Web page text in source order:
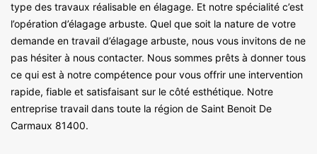
type des travaux réalisable en élagage. Et notre spécialité c’est
l’opération d’élagage arbuste. Quel que soit la nature de votre
demande en travail d’élagage arbuste, nous vous invitons de ne
pas hésiter à nous contacter. Nous sommes prêts à donner tous
ce qui est à notre compétence pour vous offrir une intervention
rapide, fiable et satisfaisant sur le côté esthétique. Notre
entreprise travail dans toute la région de Saint Benoit De
Carmaux 81400.